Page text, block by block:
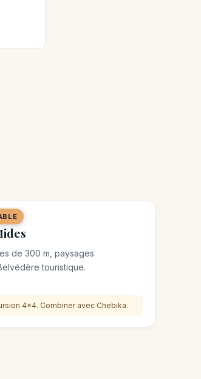
de 300 m, paysages
touristique.
4×4. Combiner avec Chebika.